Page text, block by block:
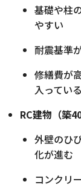
基礎や柱
やすい
耐震基準
修繕費が
入っている
RC建物（築
外壁のひ
化が進む
コンクリ